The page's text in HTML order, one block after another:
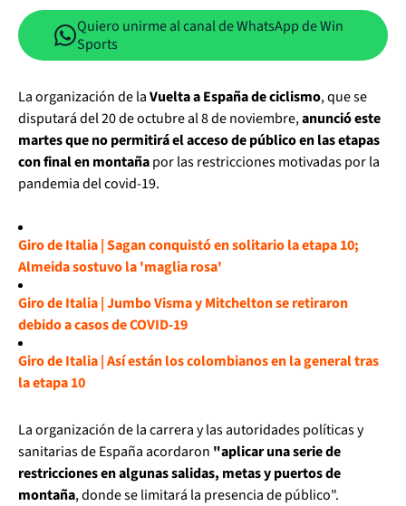
Quiero unirme al canal de WhatsApp de Win
Sports
La organización de laVuelta a España de ciclismo, que se
disputará del 20 de octubre al 8 de noviembre,anunció este
martes que no permitirá el acceso de público en las etapas
con final en montañapor las restricciones motivadas por la
pandemia del covid-19.
Giro de Italia | Sagan conquistó en solitario la etapa 10;
Almeida sostuvo la 'maglia rosa'
Giro de Italia | Jumbo Visma y Mitchelton se retiraron
debido a casos de COVID-19
Giro de Italia | Así están los colombianos en la general tras
la etapa 10
La organización de la carrera y las autoridades políticas y
sanitarias de España acordaron "aplicar una serie de
restricciones en algunas salidas, metas y puertos de
montaña, donde se limitará la presencia de público".